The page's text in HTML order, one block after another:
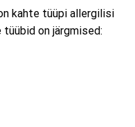
kahte tüüpi allergilisi
on järgmised: